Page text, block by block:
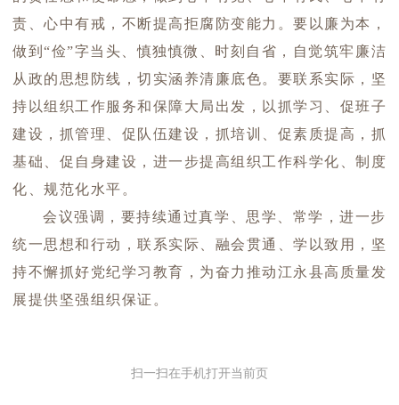
责、心中有戒，不断提高拒腐防变能力。要以廉为本，
做到“俭”字当头、慎独慎微、时刻自省，自觉筑牢廉洁
从政的思想防线，切实涵养清廉底色。要联系实际，坚
持以组织工作服务和保障大局出发，以抓学习、促班子
建设，抓管理、促队伍建设，抓培训、促素质提高，抓
基础、促自身建设，进一步提高组织工作科学化、制度
化、规范化水平。
会议强调，要持续通过真学、思学、常学，进一步
统一思想和行动，联系实际、融会贯通、学以致用，坚
持不懈抓好党纪学习教育，为奋力推动江永县高质量发
展提供坚强组织保证。
扫一扫在手机打开当前页